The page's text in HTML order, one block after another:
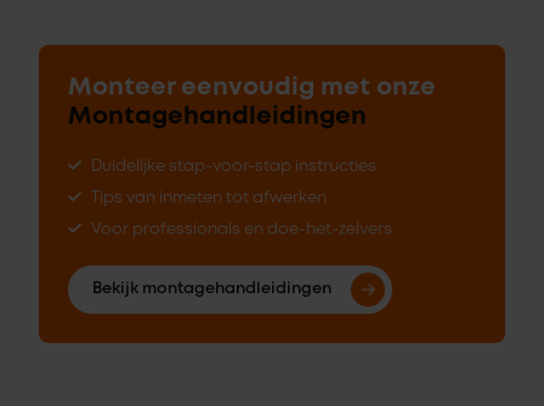
Monteer eenvoudig met onze
Montagehandleidingen
Duidelijke stap-voor-stap instructies
Tips van inmeten tot afwerken
Voor professionals en doe-het-zelvers
Bekijk montagehandleidingen